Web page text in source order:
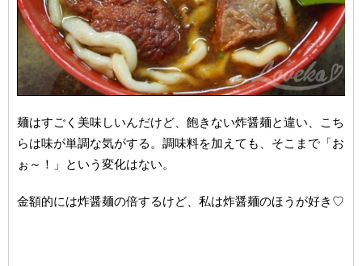
麺はすごく美味しいんだけど、飽きない炸醤麺と違い、こち
らは味が単調な気がする。調味料を加えても、そこまで「お
ぉ～！」という変化はない。
金額的には炸醤麺の倍するけど、私は炸醤麺のほうが好き♡